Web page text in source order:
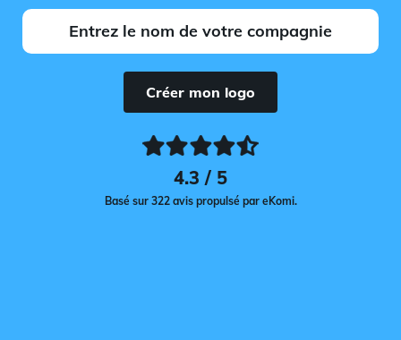
Créer mon logo
4.3 / 5
Basé sur 322 avis propulsé par eKomi.